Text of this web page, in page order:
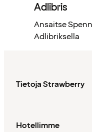
Adlibris
Ansaitse
Adlibriksella
Tietoja Strawberry
Hotellimme